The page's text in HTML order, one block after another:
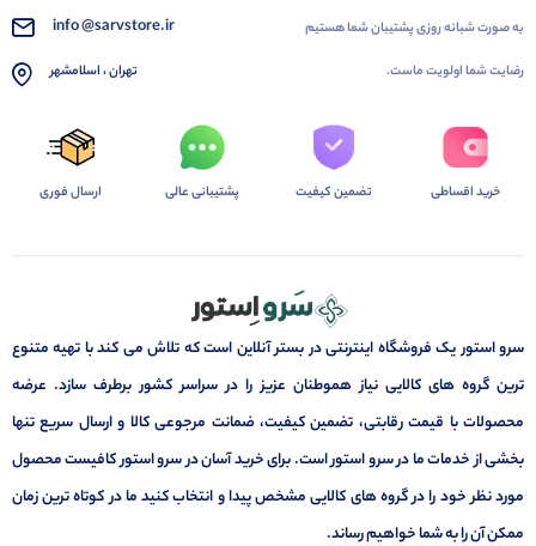
به صورت شبانه روزی پشتیبان شما هستیم
رضایت شما اولویت ماست.
info @sarvstore.ir
تهران ، اسلامشهر
خرید اقساطی تضمین کیفیت پشتیبانی عالی ارسال فوری
سرو استور یک فروشگاه اینترنتی در بستر آنلاین است که تلاش می کند با تهیه متنوع
ترین گروه های کالایی نیاز هموطنان عزیز را در سراسر کشور برطرف سازد. عرضه
محصولات با قیمت رقابتی، تضمین کیفیت، ضمانت مرجوعی کالا و ارسال سریع تنها
بخشی از خدمات ما در سرو استور است. برای خرید آسان در سرو استور کافیست محصول
مورد نظر خود را در گروه های کالایی مشخص پیدا و انتخاب کنید ما در کوتاه ترین زمان
ممکن آن را به شما خواهیم رساند.